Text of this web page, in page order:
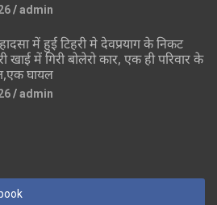
admin
में हुई टिहरी मे देवप्रयाग के निकट
खाई में गिरी बोलेरो कार, एक ही परिवार के
घायल
admin